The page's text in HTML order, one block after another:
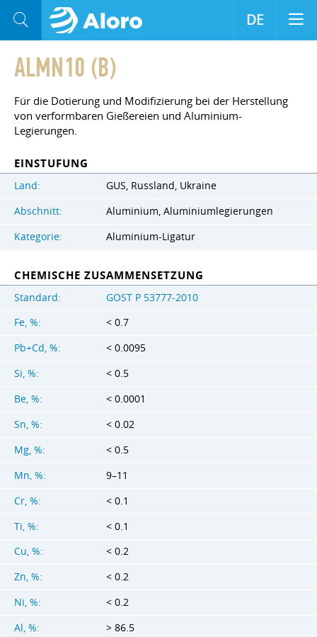
ALMN10 (B)
Für die Dotierung und Modifizierung bei der Herstellung
von verformbaren Gießereien und Aluminium-
Legierungen.
EINSTUFUNG
Land:
GUS, Russland, Ukraine
Abschnitt:
Aluminium, Aluminiumlegierungen
Kategorie:
Aluminium-Ligatur
CHEMISCHE ZUSAMMENSETZUNG
Standard:
GOST Р 53777-2010
Fe, %:
< 0.7
Pb+Cd, %:
< 0.0095
Si, %:
< 0.5
Be, %:
< 0.0001
Sn, %:
< 0.02
Mg, %:
< 0.5
Mn, %:
9–11
Cr, %:
< 0.1
Ti, %:
< 0.1
Cu, %:
< 0.2
Zn, %:
< 0.2
Ni, %:
< 0.2
Al, %:
> 86.5
DE